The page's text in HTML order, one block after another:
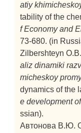
atiy
tability of the
f Economy and
73-680. (in
Zilbershteyn
aliz dinamiki
micheskoy
dynamics of the
e development
ssian).
Автонова В.Ю.